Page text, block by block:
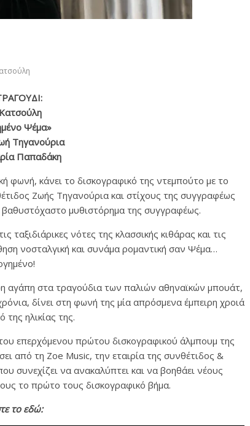
Ψέμα»
Τηγανούρια
Παπαδάκη
φωνή, κάνει το δισκογραφικό της ντεμπούτο με το
Ζωής Τηγανούρια και στίχους της συγγραφέως
μυθιστόρημα της συγγραφέως.
νότες της κλασσικής κιθάρας και τις
νοσταλγική και συνάμα ρομαντική σαν Ψέμα…
αγάπη στα τραγούδια των παλιών αθηναϊκών μπουάτ,
δίνει στη φωνή της μία απρόσμενα έμπειρη χροιά
ηλικίας της.
επερχόμενου πρώτου δισκογραφικού άλμπουμ της
από τη Zoe Music, την εταιρία της συνθέτιδος &
συνεχίζει να ανακαλύπτει και να βοηθάει νέους
το πρώτο τους δισκογραφικό βήμα.
το εδώ: